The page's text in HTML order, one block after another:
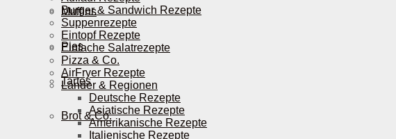
Muffins
Pies
Tartes
Brot & Co.
Burger & Sandwich Rezepte
Suppenrezepte
Eintopf Rezepte
Einfache Salatrezepte
Pizza & Co.
AirFryer Rezepte
Länder & Regionen
Deutsche Rezepte
Asiatische Rezepte
Amerikanische Rezepte
Italienische Rezepte